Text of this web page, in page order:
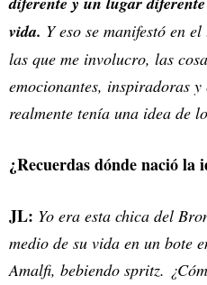
vida. Y eso se manifestó en
las que me involucro, las
emocionantes, inspiradoras
realmente tenía una idea de
¿Recuerdas dónde nació la
JL: Yo era esta chica del
medio de su vida en un bote
Amalfi, bebiendo spritz.